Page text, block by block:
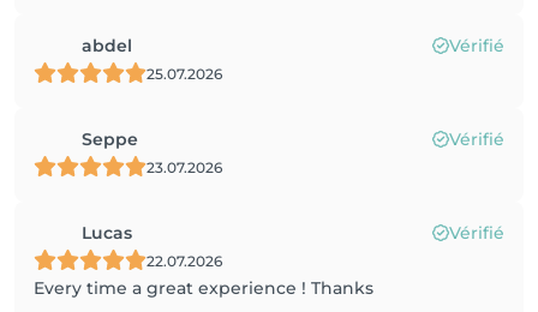
abdel Vérifié
25.07.2026
Seppe Vérifié
23.07.2026
Lucas Vérifié
22.07.2026
Every time a great experience ! Thanks